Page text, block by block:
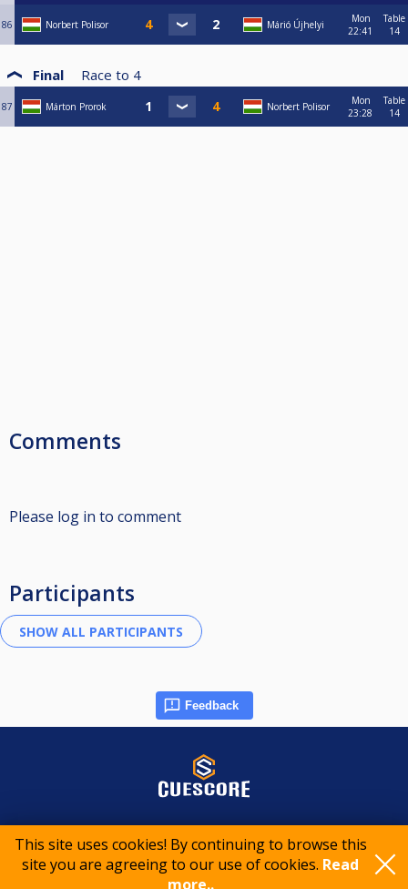
This site uses cookies! By continuing to browse this
site you are agreeing to our use of cookies. Read
more..
86 Norbert Polisor Márió Újhelyi
Mon
22:41
Table
14
Final Race to 4
87 Márton Prorok Norbert Polisor
Mon
23:28
Table
14
Comments
Please log in to comment
Participants
Feedback
© 2015-2026 CueScore International
Privacy policy